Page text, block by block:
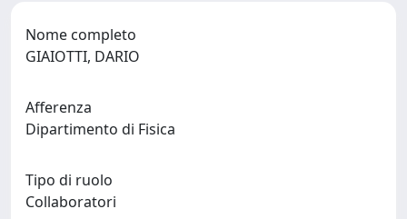
Nome completo
GIAIOTTI, DARIO
Afferenza
Dipartimento di Fisica
Tipo di ruolo
Collaboratori